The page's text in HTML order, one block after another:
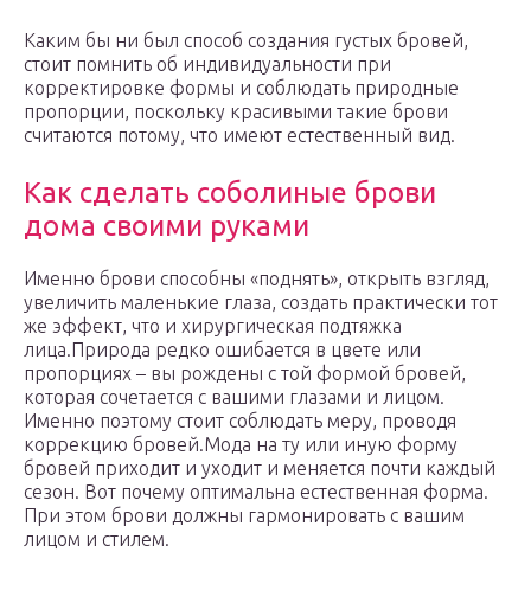
Каким бы ни был способ создания густых бровей,
стоит помнить об индивидуальности при
корректировке формы и соблюдать природные
пропорции, поскольку красивыми такие брови
считаются потому, что имеют естественный вид.
Как сделать соболиные брови
дома своими руками
Именно брови способны «поднять», открыть взгляд,
увеличить маленькие глаза, создать практически тот
же эффект, что и хирургическая подтяжка
лица.Природа редко ошибается в цвете или
пропорциях – вы рождены с той формой бровей,
которая сочетается с вашими глазами и лицом.
Именно поэтому стоит соблюдать меру, проводя
коррекцию бровей.Мода на ту или иную форму
бровей приходит и уходит и меняется почти каждый
сезон. Вот почему оптимальна естественная форма.
При этом брови должны гармонировать с вашим
лицом и стилем.